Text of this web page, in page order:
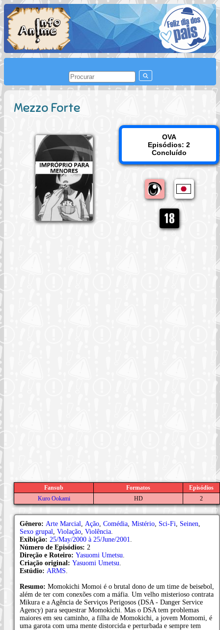
Mezzo Forte
OVA
Episódios: 2
Concluído
Fansub Formatos
Episódios
Kuro Ookami
HD 2
Gênero: Arte Marcial Ação Comédia Mistério Sci-Fi Seinen
Sexo grupal
Violação Violência
Exibição: 25/May/2000 à 25/June/2001
Número de Episódios: 2
Direção e Roteiro: Yasuomi Umetsu
Criação original: Yasuomi Umetsu
Estúdio: ARMS
Resumo: Momokichi Momoi é o brutal dono de um time de beisebol,
além de ter com conexões com a máfia. Um velho misterioso contrata
Mikura e a Agência de Serviços Perigosos (DSA - Danger Service
Agency) para sequestrar Momokichi. Mas o DSA tem problemas
maiores em seu caminho, a filha de Momokichi, a jovem Momomi, é
uma garota com uma mente distorcida e perturbada e sempre tem